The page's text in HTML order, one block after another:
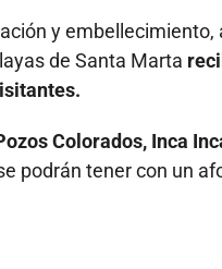
y
de Santa Marta
Colorados, Inca
podrán tenercon un